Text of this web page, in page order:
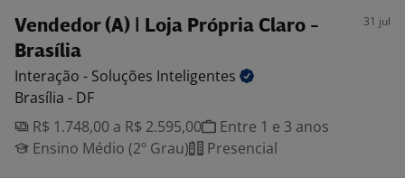
Vendedor (A) | Loja Própria Claro -
Brasília
31 jul
Interação - Soluções Inteligentes
Brasília - DF
R$ 1.748,00 a R$ 2.595,00
Entre 1 e 3 anos
Ensino Médio (2º Grau)
Presencial